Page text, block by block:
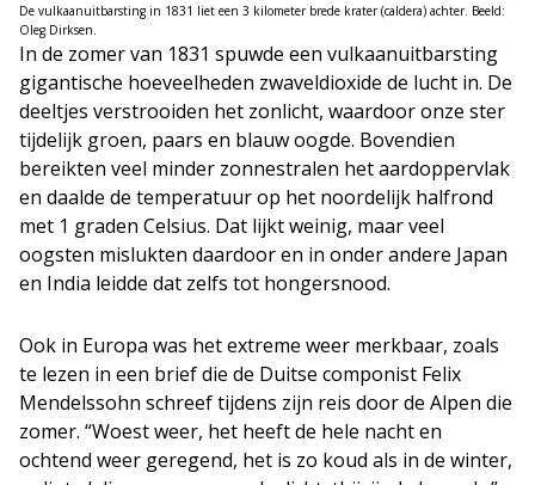
De vulkaanuitbarsting in 1831 liet een 3 kilometer brede krater (caldera) achter. Beeld:
Oleg Dirksen.
In de zomer van 1831 spuwde een vulkaanuitbarsting
gigantische hoeveelheden zwaveldioxide de lucht in. De
deeltjes verstrooiden het zonlicht, waardoor onze ster
tijdelijk groen, paars en blauw oogde. Bovendien
bereikten veel minder zonnestralen het aardoppervlak
en daalde de temperatuur op het noordelijk halfrond
met 1 graden Celsius. Dat lijkt weinig, maar veel
oogsten mislukten daardoor en in onder andere Japan
en India leidde dat zelfs tot hongersnood.
Ook in Europa was het extreme weer merkbaar, zoals
te lezen in een brief die de Duitse componist Felix
Mendelssohn schreef tijdens zijn reis door de Alpen die
zomer. “Woest weer, het heeft de hele nacht en
ochtend weer geregend, het is zo koud als in de winter,